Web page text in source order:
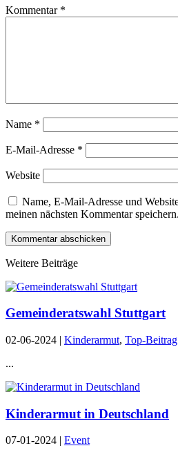
Kommentar *
Name *
E-Mail-Adresse *
Website
Name, E-Mail-Adresse und
meinen nächsten Kommentar speichern.
Kommentar abschicken
Weitere Beiträge
Gemeinderatswahl Stuttgart
02-06-2024 | Kinderarmut, Top-Beitrag
...
Kinderarmut in Deutschland
07-01-2024 | Event